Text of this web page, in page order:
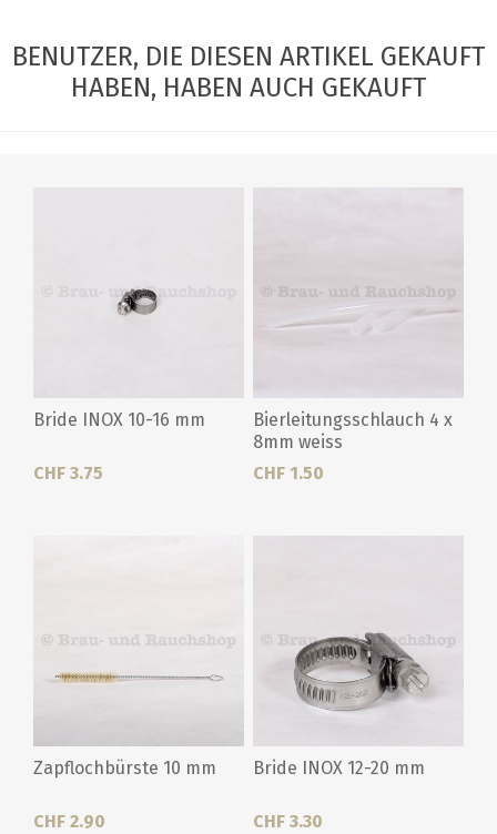
BENUTZER, DIE DIESEN ARTIKEL GEKAUFT
HABEN, HABEN AUCH GEKAUFT
Bride INOX 10-16 mm
CHF 3.75
Bierleitungsschlauch 4 x
8mm weiss
CHF 1.50
Zapflochbürste 10 mm
CHF 2.90
Bride INOX 12-20 mm
CHF 3.30